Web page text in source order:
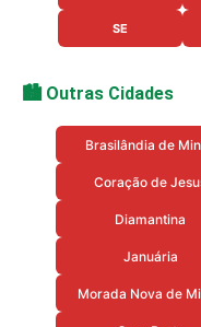
SE
🏙️ Outras Cidades
Brasilândia de
Coração de
Diamantina
Januária
Morada Nova de